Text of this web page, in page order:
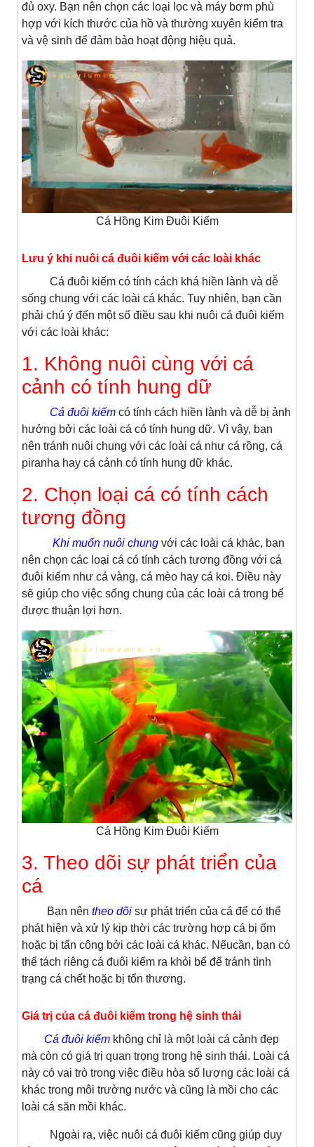
đủ oxy. Bạn nên chọn các loại lọc và máy bơm phù
hợp với kích thước của hồ và thường xuyên kiểm tra
và vệ sinh để đảm bảo hoạt động hiệu quả.
Cá Hồng Kim Đuôi Kiếm
Lưu ý khi nuôi cá đuôi kiếm với các loài khác
Cá đuôi kiếm có tính cách khá hiền lành và dễ
sống chung với các loài cá khác. Tuy nhiên, bạn cần
phải chú ý đến một số điều sau khi nuôi cá đuôi kiếm
với các loài khác:
1. Không nuôi cùng với cá
cảnh có tính hung dữ
Cá đuôi kiếm có tính cách hiền lành và dễ bị ảnh
hưởng bởi các loài cá có tính hung dữ. Vì vậy, bạn
nên tránh nuôi chung với các loài cá như cá rồng, cá
piranha hay cá cảnh có tính hung dữ khác.
2. Chọn loại cá có tính cách
tương đồng
Khi muốn nuôi chung với các loài cá khác, bạn
nên chọn các loại cá có tính cách tương đồng với cá
đuôi kiếm như cá vàng, cá mèo hay cá koi. Điều này
sẽ giúp cho việc sống chung của các loài cá trong bể
được thuận lợi hơn.
Cá Hồng Kim Đuôi Kiếm
3. Theo dõi sự phát triển của
cá
Bạn nên theo dõi sự phát triển của cá để có thể
phát hiện và xử lý kịp thời các trường hợp cá bị ốm
hoặc bị tấn công bởi các loài cá khác. Nếucần, bạn có
thể tách riêng cá đuôi kiếm ra khỏi bể để tránh tình
trạng cá chết hoặc bị tổn thương.
Giá trị của cá đuôi kiếm trong hệ sinh thái
Cá đuôi kiếm không chỉ là một loài cá cảnh đẹp
mà còn có giá trị quan trọng trong hệ sinh thái. Loài cá
này có vai trò trong việc điều hòa số lượng các loài cá
khác trong môi trường nước và cũng là mồi cho các
loài cá săn mồi khác.
Ngoài ra, việc nuôi cá đuôi kiếm cũng giúp duy